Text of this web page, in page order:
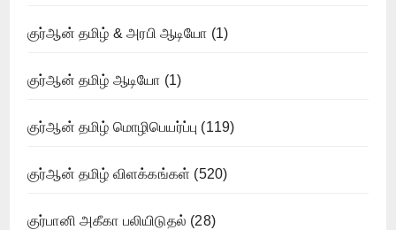
குர்ஆன் தமிழ் & அரபி ஆடியோ (1)
குர்ஆன் தமிழ் ஆடியோ (1)
குர்ஆன் தமிழ் மொழிபெயர்ப்பு (119)
குர்ஆன் தமிழ் விளக்கங்கள் (520)
குர்பானி அகீகா பலியிடுதல் (28)